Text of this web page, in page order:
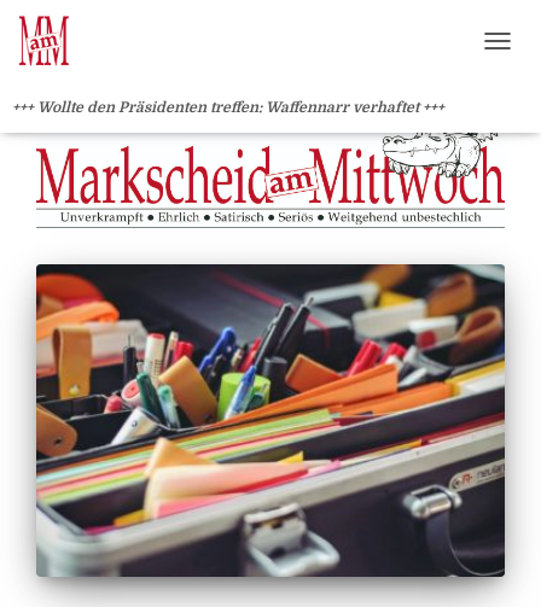
+++ Wollte den Präsidenten treffen: Waffennarr verhaftet +++